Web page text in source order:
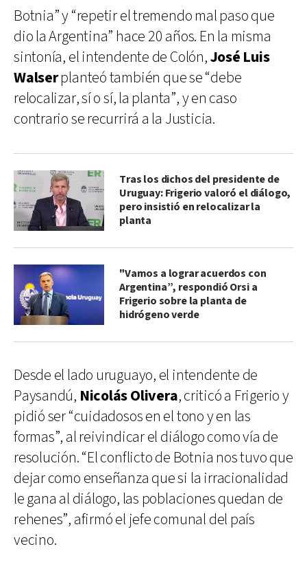
Botnia” y “repetir el tremendo mal paso que
dio la Argentina” hace 20 años. En la misma
sintonía, el intendente de Colón,José Luis
Walserplanteó también que se “debe
relocalizar, sí o sí, la planta”, y en caso
contrario se recurrirá a la Justicia.
Tras los dichos del presidente de
Uruguay: Frigerio valoró el diálogo,
pero insistió en relocalizar la
planta
"Vamos a lograr acuerdos con
Argentina”, respondió Orsi a
Frigerio sobre la planta de
hidrógeno verde
Desde el lado uruguayo, el intendente de
Paysandú, Nicolás Olivera, criticó a Frigerio y
pidió ser “cuidadosos en el tono y en las
formas”, al reivindicar el diálogo como vía de
resolución. “El conflicto de Botnia nos tuvo que
dejar como enseñanza que si la irracionalidad
le gana al diálogo, las poblaciones quedan de
rehenes”, afirmó el jefe comunal del país
vecino.